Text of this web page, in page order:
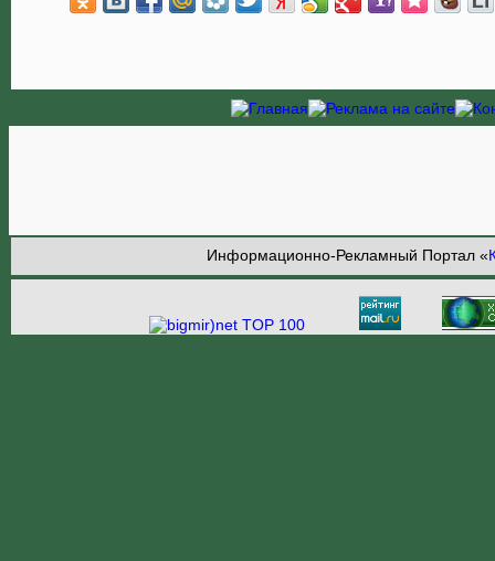
Информационно-Рекламный Портал «